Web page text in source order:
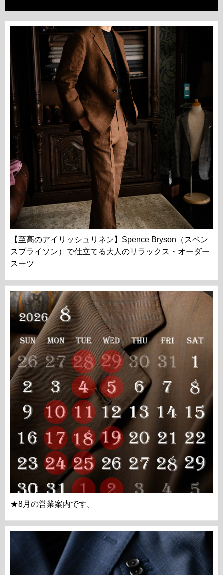
【至高のアイリッシュリネン】Spence Bryson（スペン
スブライソン）で仕立てる大人のリラックス・オーダー
スーツ
★8月の営業案内です。